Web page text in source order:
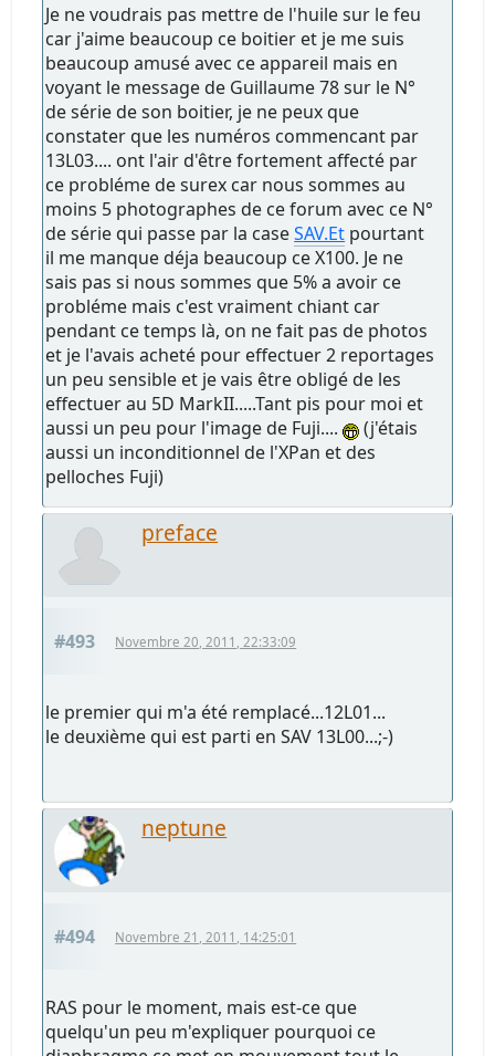
Je ne voudrais pas mettre de l'huile sur le feu
car j'aime beaucoup ce boitier et je me suis
beaucoup amusé avec ce appareil mais en
voyant le message de Guillaume 78 sur le N°
de série de son boitier, je ne peux que
constater que les numéros commencant par
13L03.... ont l'air d'être fortement affecté par
ce probléme de surex car nous sommes au
moins 5 photographes de ce forum avec ce N°
de série qui passe par la caseSAV.Et pourtant
il me manque déja beaucoup ce X100. Je ne
sais pas si nous sommes que 5% a avoir ce
probléme mais c'est vraiment chiant car
pendant ce temps là, on ne fait pas de photos
et je l'avais acheté pour effectuer 2 reportages
un peu sensible et je vais être obligé de les
effectuer au 5D MarkII.....Tant pis pour moi et
aussi un peu pour l'image de Fuji....
(j'étais
aussi un inconditionnel de l'XPan et des
pelloches Fuji)
preface
#493 Novembre 20, 2011, 22:33:09
le premier qui m'a été remplacé...12L01...
le deuxième qui est parti en SAV 13L00...;-)
neptune
#494 Novembre 21, 2011, 14:25:01
RAS pour le moment, mais est-ce que
quelqu'un peu m'expliquer pourquoi ce